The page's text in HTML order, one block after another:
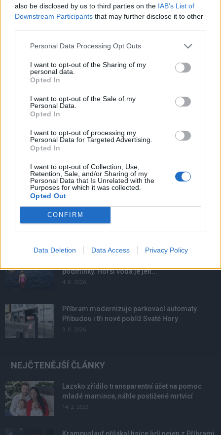
also be disclosed by us to third parties on the IAB’s List of
Downstream Participants that may further disclose it to other
Personal Data Processing Opt Outs
I want to opt-out of the Sharing of my
personal data.
Opted In
I want to opt-out of the Sale of my
Personal Data.
Opted In
I want to opt-out of processing my
Personal Data for Targeted Advertising.
Opted In
I want to opt-out of Collection, Use,
Retention, Sale, and/or Sharing of my
Personal Data that Is Unrelated with the
Purposes for which it was collected.
Opted Out
CONFIRM
Data Deletion Data Access Privacy Policy
NOVINKY
Obděnice vzpomínaly na filmovou legendu
6. 8. 2026
podmínky. Horší voda je jen...
4. 8. 2026
Příbram modernizuje parkovací automaty.
Přibudou i tři nové poblíž Svaté Hory
3. 8. 2026
NEJČTENĚJŠÍ ČLÁNKY
Lazsko zřídilo transparentní účet na pomoc
mladé mamince, náhle postižené mrtvicí
14. 2. 2023
Krampuslauf přilákal tisíce lidí nejen z Příbrami